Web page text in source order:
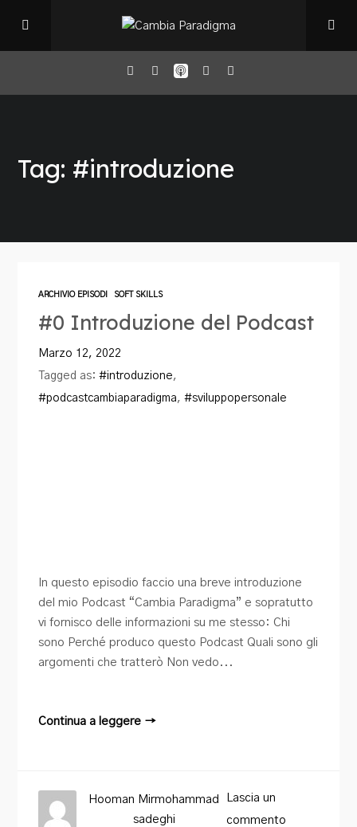
Il Podcast
Book Club
Tag: #introduzione
ARCHIVIO EPISODI SOFT SKILLS
#0 Introduzione del Podcast
Marzo 12, 2022
Tagged as:#introduzione,
#podcastcambiaparadigma,#sviluppopersonale
In questo episodio faccio una breve introduzione
del mio Podcast “Cambia Paradigma” e sopratutto
vi fornisco delle informazioni su me stesso: Chi
sono Perché produco questo Podcast Quali sono gli
argomenti che tratterò Non vedo...
Continua a leggere →
Lascia un
commento
Hooman Mirmohammad
sadeghi